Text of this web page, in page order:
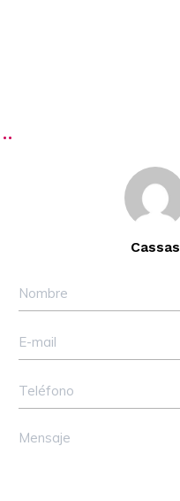
Cassas